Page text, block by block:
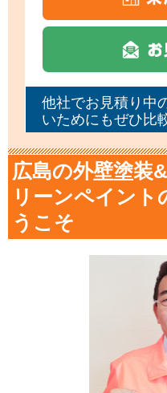
他社でお見積り中
いためにもぜひ比
広島の外壁塗装
リーンペイント
うこそ